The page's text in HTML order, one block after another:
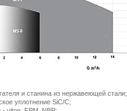
и станина из нержавеющей стали;
уплотнение SiC/C;